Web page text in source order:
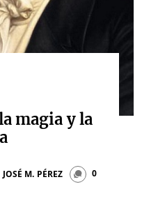
magia y la
JOSÉ M. PÉREZ 0